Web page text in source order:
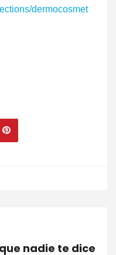
dermocosmet
nadie te dice